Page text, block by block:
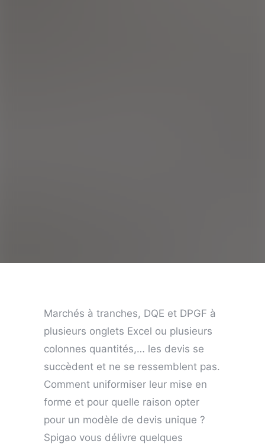
Marchés à tranches, DQE et DPGF à
plusieurs onglets Excel ou plusieurs
colonnes quantités,… les devis se
succèdent et ne se ressemblent pas.
Comment uniformiser leur mise en
forme et pour quelle raison opter
pour un modèle de devis unique ?
Spigao vous délivre quelques